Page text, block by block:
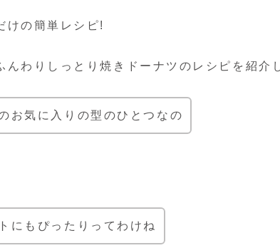
けの簡単レシピ!
わりしっとり焼きドーナツのレシピを紹介
お気に入りの型のひとつなの
にもぴったりってわけね